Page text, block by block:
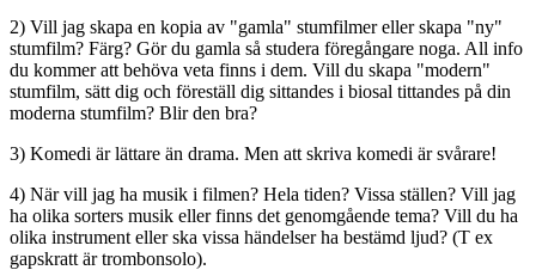
2) Vill jag skapa en kopia av "gamla" stumfilmer eller skapa "ny"
stumfilm? Färg? Gör du gamla så studera föregångare noga. All info
du kommer att behöva veta finns i dem. Vill du skapa "modern"
stumfilm, sätt dig och föreställ dig sittandes i biosal tittandes på din
moderna stumfilm? Blir den bra?
3) Komedi är lättare än drama. Men att skriva komedi är svårare!
4) När vill jag ha musik i filmen? Hela tiden? Vissa ställen? Vill jag
ha olika sorters musik eller finns det genomgående tema? Vill du ha
olika instrument eller ska vissa händelser ha bestämd ljud? (T ex
gapskratt är trombonsolo).